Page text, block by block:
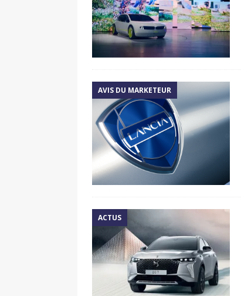
AVIS DU MARKETEUR
ACTUS